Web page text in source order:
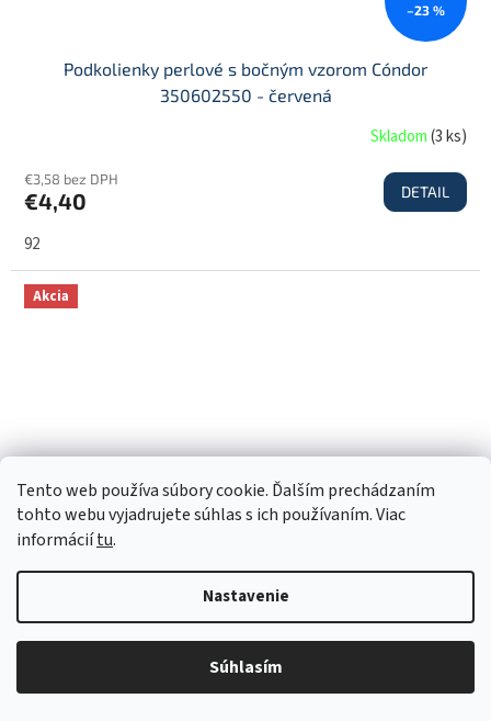
Tento web používa súbory cookie. Ďalším prechádzaním
tohto webu vyjadrujete súhlas s ich používaním. Viac
informáciítu.
Nastavenie
Súhlasím
–23 %
Podkolienky perlové s bočným vzorom Cóndor
350602550 - červená
Skladom(3 ks)
€3,58 bez DPH
€4,40 DETAIL
92
Akcia
Podkolienky perlové s bočným vzorom Cóndor
350602526 - pale pink